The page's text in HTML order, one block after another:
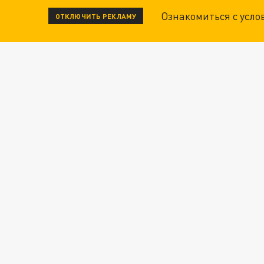
ОТКЛЮЧИТЬ РЕКЛАМУ Ознакомиться с